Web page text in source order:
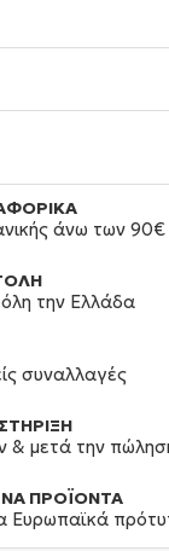
άνω των 90€
την Ελλάδα
συναλλαγές
& μετά την
ΠΡΟΪΟΝΤΑ
Ευρωπαϊκά